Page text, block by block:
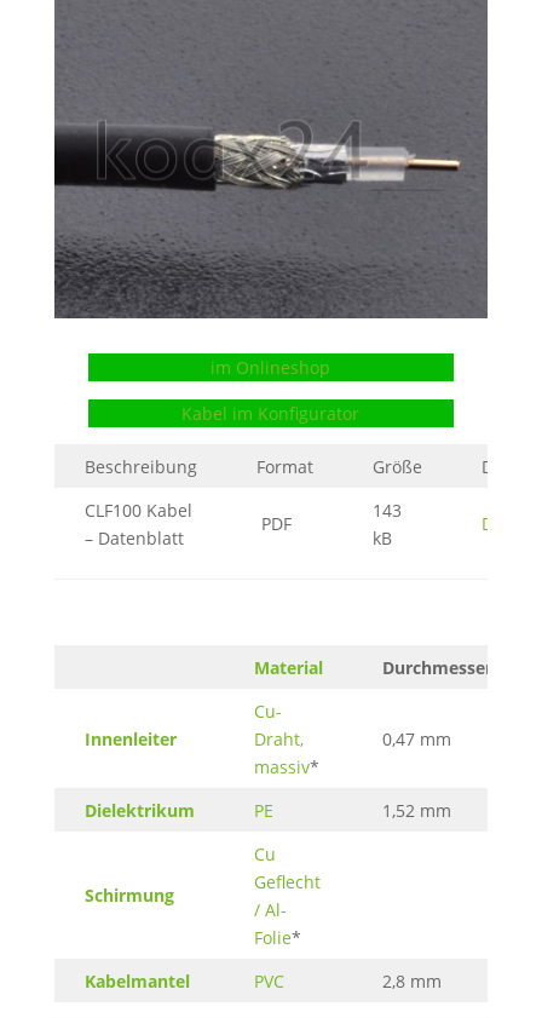
im Onlineshop
Kabel im Konfigurator
Beschreibung Format Größe
CLF100 Kabel
– Datenblatt
PDF
143
kB
Material Durchmesser
Innenleiter
Cu-
Draht,
massiv*
0,47 mm
Dielektrikum PE 1,52 mm
Schirmung
Cu
Geflecht
/ Al-
Folie*
Kabelmantel
PVC 2,8 mm